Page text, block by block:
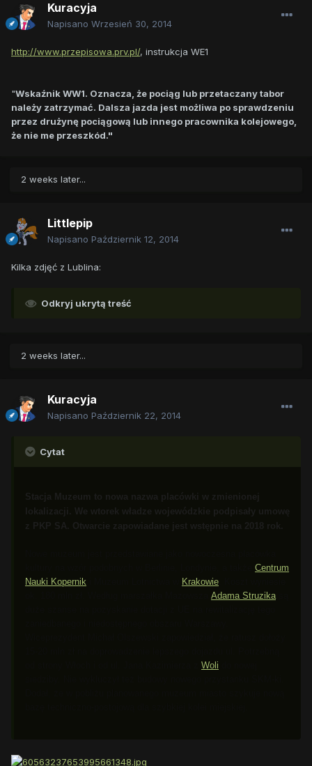
Kuracyja
Napisano Wrzesień 30, 2014
http://www.przepisowa.prv.pl/, instrukcja WE1
"Wskaźnik WW1. Oznacza, że pociąg lub przetaczany tabor
należy zatrzymać. Dalsza jazda jest możliwa po sprawdzeniu
przez drużynę pociągową lub innego pracownika kolejowego,
że nie me przeszkód."
2 weeks later...
Littlepip
Napisano Październik 12, 2014
Kilka zdjęć z Lublina:
Odkryj ukrytą treść
2 weeks later...
Kuracyja
Napisano Październik 22, 2014
Cytat
Stacja Muzeum to nowa nazwa placówki w zmienionej
lokalizacji. We wtorek władze wojewódzkie podpisały umowę
z PKP SA. Otwarcie zapowiadane jest wstępnie na 2018 rok.
Centrum
Nauki Kopernik
Krakowie
Adama Struzikasą
Woli